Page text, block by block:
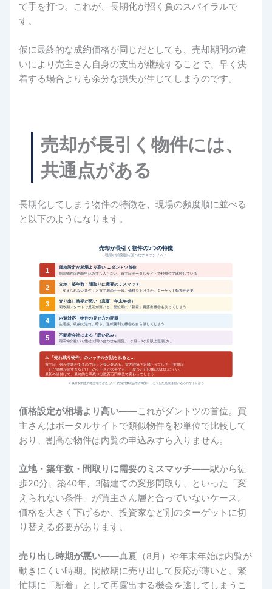
て手を打つ。これが、長期化が招く負のスパイラルで
す。
仮に最終的な成約価格が同じだとしても、売却期間の違
いにより売主さん自身の支出が継続することで、早く決
着する場合よりも余分な損失が生じてしまうのです。
売却が長引く物件には、
共通点がある
長期化してしまう物件の特徴を、現場の頻度順に並べる
と以下のようになります。
売却が長引く物件の5つの特徴
現場の頻度順に並べたチェックリスト
1 価格設定が相場より高い ←ダントツ首位
割高物件は内覧申込みすら入らない。買主はポータルサイトで秒単位で比較している
2 立地・築年数・間取りに需要のミスマッチ
「変えられない条件」と買主層の不一致。価格を下げるか、ターゲット転換が必要
3 売り出し時期が悪い（真夏・年末年始）
閑散期スタートで反応が薄いと、繁忙期の「新着」再露出機会も失ってしまう
4 内覧対応・物件の見せ方の問題
生活感、収納の溢れ、暗さ。逆転勝利の機会を自ら潰してしまう
5 不動産会社による「囲い込み」
両手仲介狙いで他社の問い合わせを拒否。1ヶ月→3ヶ月以上塩漬けに
⚠ 「売れ残り物件」のレッテルが貼られると…
買主は「何か問題があるのでは」と疑い始める。室内瑕疵？近隣トラブル？──実際は
「ただ価格が高すぎるだけ」のケースが大半でも、一度ついた印象は払拭しにくい。
最初の値付けで、最終的な手残りは数百万円単位で変わってしまう。
※ 媒介契約後の進捗報告が乏しい、内覧件数の説明が曖昧──こうした兆候は囲い込みのサインかも
価格設定が相場より高い――これがダントツの首位。買
主さんはポータルサイトで類似物件を秒単位で比較して
おり、割高な物件は内覧の申込みすら入りません。
立地・築年数・間取りに需要のミスマッチ――駅から徒
歩20分、築40年、3階建ての変形間取り、といった「変
えられない条件」が買主さん層と合っていないケース。
価格を大きく下げるか、投資家など別のターゲットに切
り替える必要があります。
売り出し時期が悪い――真夏（8月）や年末年始は内覧が
動きにくい時期。閑散期に売り出して反応が薄いと、繁
忙期に「新着」として再露出する機会を逃してしまうこ